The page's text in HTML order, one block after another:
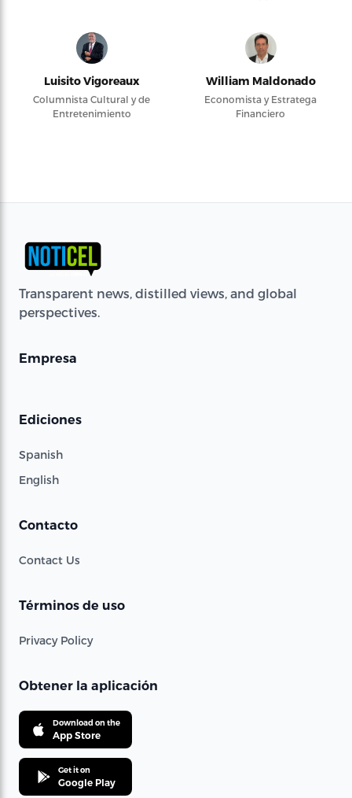
Luisito Vigoreaux
Columnista Cultural y de
Entretenimiento
William Maldonado
Economista y Estratega
Financiero
Transparent news, distilled views, and global
perspectives.
Empresa
Ediciones
Spanish
English
Contacto
Contact Us
Términos de uso
Privacy Policy
Obtener la aplicación
Download on the
App Store
Get it on
Google Play